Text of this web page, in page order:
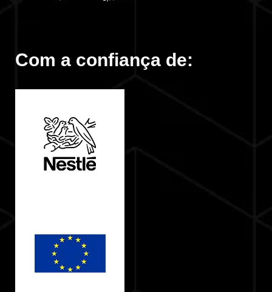
Com a confiança de: